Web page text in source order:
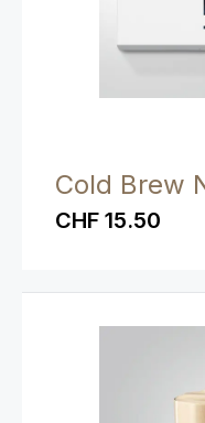
Cold Brew
CHF 15.50